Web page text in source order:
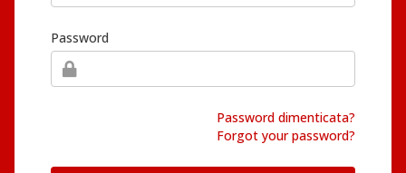
Password
Password dimenticata?
Forgot your password?